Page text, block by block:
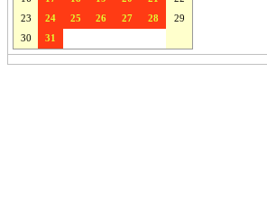
23
24 25 26 27 28
29
30
31